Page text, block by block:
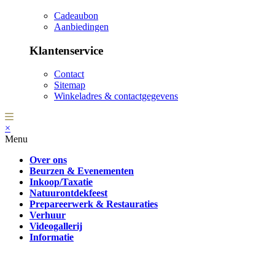
Cadeaubon
Aanbiedingen
Klantenservice
Contact
Sitemap
Winkeladres & contactgegevens
×
Menu
Over ons
Beurzen & Evenementen
Inkoop/Taxatie
Natuurontdekfeest
Prepareerwerk & Restauraties
Verhuur
Videogallerij
Informatie